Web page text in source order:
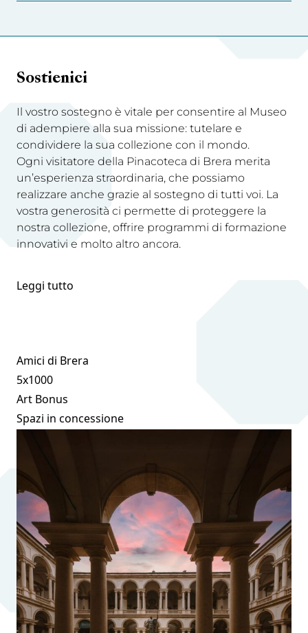
Sostienici
Il vostro sostegno è vitale per consentire al Museo
di adempiere alla sua missione: tutelare e
condividere la sua collezione con il mondo.
Ogni visitatore della Pinacoteca di Brera merita
un’esperienza straordinaria, che possiamo
realizzare anche grazie al sostegno di tutti voi. La
vostra generosità ci permette di proteggere la
nostra collezione, offrire programmi di formazione
innovativi e molto altro ancora.
Leggi tutto
Amici di Brera
5x1000
Art Bonus
Spazi in concessione